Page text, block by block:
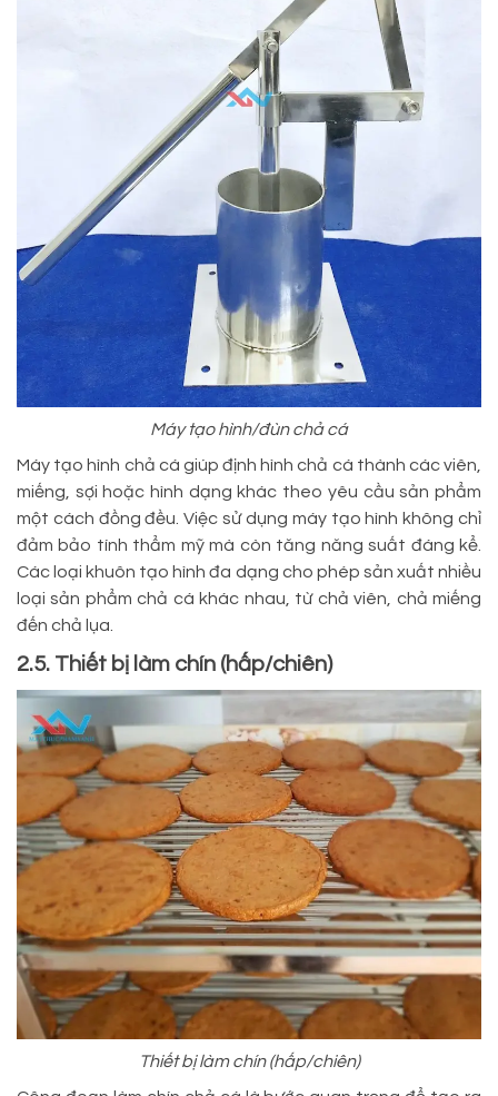
Máy tạo hình/đùn chả cá
Máy tạo hình chả cá giúp định hình chả cá thành các viên,
miếng, sợi hoặc hình dạng khác theo yêu cầu sản phẩm
một cách đồng đều. Việc sử dụng máy tạo hình không chỉ
đảm bảo tính thẩm mỹ mà còn tăng năng suất đáng kể.
Các loại khuôn tạo hình đa dạng cho phép sản xuất nhiều
loại sản phẩm chả cá khác nhau, từ chả viên, chả miếng
đến chả lụa.
2.5. Thiết bị làm chín (hấp/chiên)
Thiết bị làm chín (hấp/chiên)